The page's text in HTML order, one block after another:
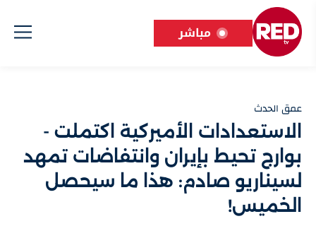
مباشر
عمق الحدث
الاستعدادات الأميركية اكتملت -
بوارج تحيط بإيران وانتفاضات تمهد
لسيناريو صادم: هذا ما سيحصل
الخميس!